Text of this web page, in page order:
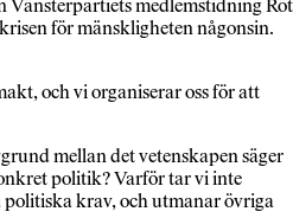
Vänsterpartiets medlemstidning
för mänskligheten någonsin.
och vi organiserar oss för att
mellan det vetenskapen säger
politik? Varför tar vi inte
krav, och utmanar övriga